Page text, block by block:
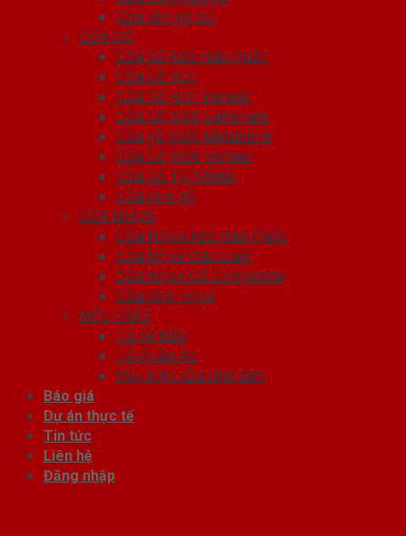
Cửa vân gỗ 5D
CỬA GỖ
Cửa Gỗ ABS Hàn Quốc
Cửa Gỗ HDF
Cửa Gỗ HDF Veneer
Cửa Gỗ MDF Laminate
Cửa gỗ MDF Melamine
Cửa Gỗ MDF Veneer
Cửa Gỗ Tự Nhiên
Cửa vòm gỗ
CỬA NHỰA
Cửa Nhựa ABS Hàn Quốc
Cửa Nhựa Đài Loan
Cửa Nhựa Gỗ Composite
Cửa vòm nhựa
NỘI THẤT
Tủ Kệ Bếp
Tủ Quần Áo
Phụ kiện cửa nhà tắm
Báo giá
Dự án thực tế
Tin tức
Liên hệ
Đăng nhập